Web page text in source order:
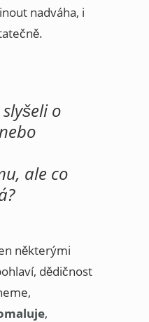
nadváha, i
o
ale co
některými
dědičnost
,